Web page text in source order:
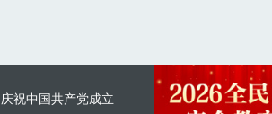
庆祝中国共产党成立